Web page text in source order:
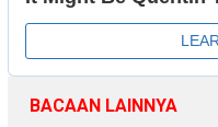
BACAAN LAINNYA